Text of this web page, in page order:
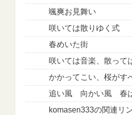
颯爽お見舞い
咲いては散りゆく式
春めいた街
咲いては音楽、散って
かかってこい、桜がす
追い風 向かい風 春
komasen333の関連リ